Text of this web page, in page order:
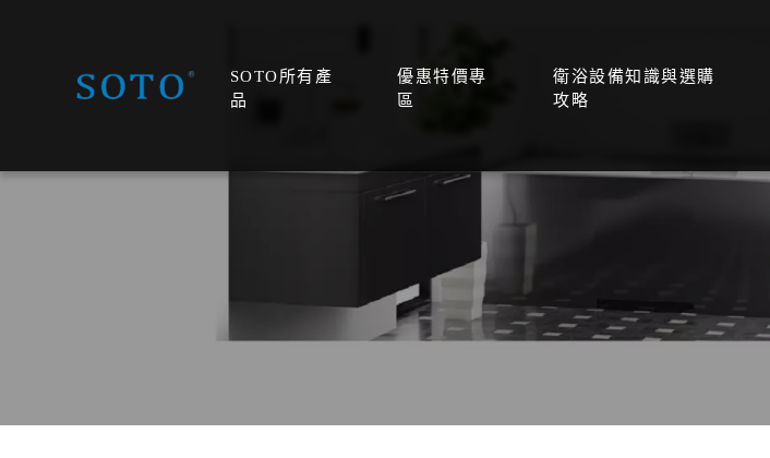
SOTO所有產
品
優惠特價專
區
衛浴設備知識與選購
攻略